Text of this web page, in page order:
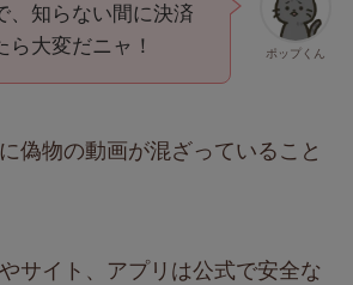
ポップくん
、知らない間に決済
ら大変だニャ！
偽物の動画が混ざっていること
サイト、アプリは公式で安全な